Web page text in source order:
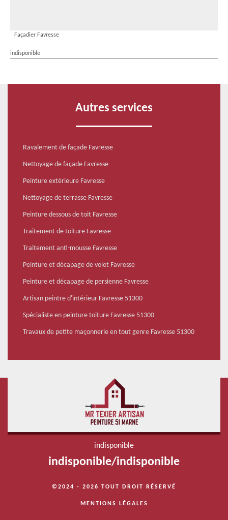
Façadier Favresse
indisponible
Autres services
Ravalement de façade Favresse
Nettoyage de façade Favresse
Peinture extérieure Favresse
Nettoyage de terrasse Favresse
Peinture dessous de toit Favresse
Traitement de toiture Favresse
Traitement anti-mousse Favresse
Peinture et décapage de volet Favresse
Peinture et décapage de persienne Favresse
Artisan peintre d'intérieur Favresse 51300
Spécialiste en peinture toiture Favresse 51300
Travaux de petite maçonnerie en tout genre Favresse 51300
indisponible
indisponible/indisponible
©2024 - 2026 TOUT DROIT RÉSERVÉ
MENTIONS LÉGALES